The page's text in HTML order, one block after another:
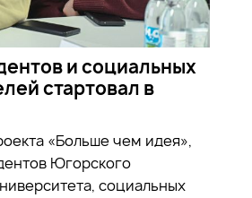
и социальных
стартовал в
«Больше чем идея»,
Югорского
социальных